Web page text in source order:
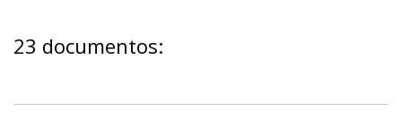
23 documentos: